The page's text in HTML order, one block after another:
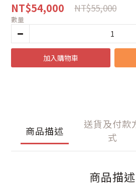
NT$54,000 NT$55,000
數量
加入購物車
商品描述
送貨及付款
式
商品描述